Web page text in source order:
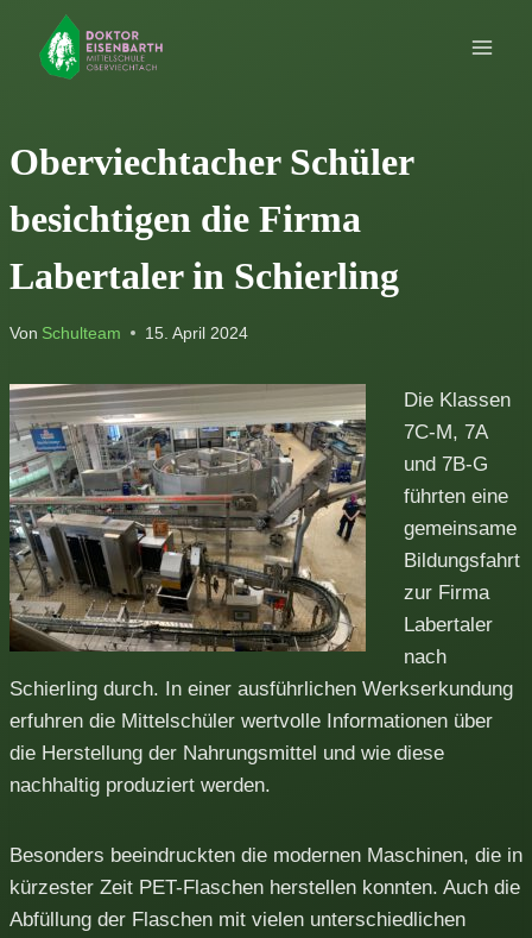
Inhalt
springen
Oberviechtacher Schüler
besichtigen die Firma
Labertaler in Schierling
Von Schulteam 15. April 2024
Die Klassen
7C-M, 7A
und 7B-G
führten eine
gemeinsame
Bildungsfahrt
zur Firma
Labertaler
nach
Schierling durch. In einer ausführlichen Werkserkundung
erfuhren die Mittelschüler wertvolle Informationen über
die Herstellung der Nahrungsmittel und wie diese
nachhaltig produziert werden.
Besonders beeindruckten die modernen Maschinen, die in
kürzester Zeit PET-Flaschen herstellen konnten. Auch die
Abfüllung der Flaschen mit vielen unterschiedlichen